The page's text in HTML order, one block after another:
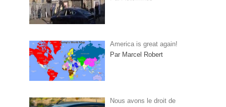
America is great again!
Par Marcel Robert
Nous avons le droit de